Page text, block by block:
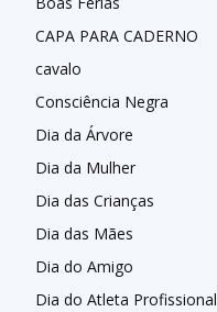
CAPA PARA CADERNO
cavalo
Consciência Negra
Dia da Árvore
Dia da Mulher
Dia das Crianças
Dia das Mães
Dia do Amigo
Dia do Atleta Profissional